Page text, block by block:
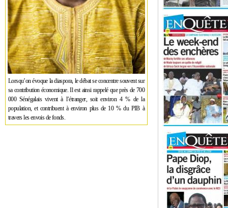
Lorsqu’on évoque la diaspora, le débat se concentre souvent sur
sa contribution économique. Il est ainsi rappelé que près de 700
000 Sénégalais vivent à l’étranger, soit environ 4 % de la
population, et contribuent à environ plus de 10 % du PIB à
travers les envois de fonds.